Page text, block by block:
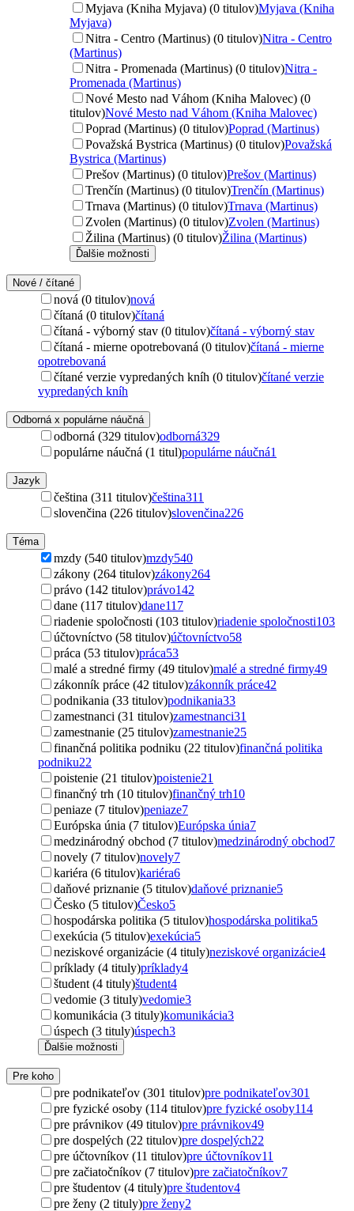
Myjava (Kniha Myjava) (0 titulov)Myjava (Kniha
Myjava)
Nitra - Centro (Martinus) (0 titulov)Nitra - Centro
(Martinus)
Nitra - Promenada (Martinus) (0 titulov)Nitra -
Promenada (Martinus)
Nové Mesto nad Váhom (Kniha Malovec) (0
titulov)Nové Mesto nad Váhom (Kniha Malovec)
Poprad (Martinus) (0 titulov)Poprad (Martinus)
Považská Bystrica (Martinus) (0 titulov)Považská
Bystrica (Martinus)
Prešov (Martinus) (0 titulov)Prešov (Martinus)
Trenčín (Martinus) (0 titulov)Trenčín (Martinus)
Trnava (Martinus) (0 titulov)Trnava (Martinus)
Zvolen (Martinus) (0 titulov)Zvolen (Martinus)
Žilina (Martinus) (0 titulov)Žilina (Martinus)
Ďalšie možnosti
Nové / čítané
nová (0 titulov)nová
čítaná (0 titulov)čítaná
čítaná - výborný stav (0 titulov)čítaná - výborný stav
čítaná - mierne opotrebovaná (0 titulov)čítaná - mierne
opotrebovaná
čítané verzie vypredaných kníh (0 titulov)čítané verzie
vypredaných kníh
Odborná x populárne náučná
odborná (329 titulov)odborná329
populárne náučná (1 titul)populárne náučná1
Jazyk
čeština (311 titulov)čeština311
slovenčina (226 titulov)slovenčina226
Téma
mzdy (540 titulov)mzdy540
zákony (264 titulov)zákony264
právo (142 titulov)právo142
dane (117 titulov)dane117
riadenie spoločnosti (103 titulov)riadenie spoločnosti103
účtovníctvo (58 titulov)účtovníctvo58
práca (53 titulov)práca53
malé a stredné firmy (49 titulov)malé a stredné firmy49
zákonník práce (42 titulov)zákonník práce42
podnikania (33 titulov)podnikania33
zamestnanci (31 titulov)zamestnanci31
zamestnanie (25 titulov)zamestnanie25
finančná politika podniku (22 titulov)finančná politika
podniku22
poistenie (21 titulov)poistenie21
finančný trh (10 titulov)finančný trh10
peniaze (7 titulov)peniaze7
Európska únia (7 titulov)Európska únia7
medzinárodný obchod (7 titulov)medzinárodný obchod7
novely (7 titulov)novely7
kariéra (6 titulov)kariéra6
daňové priznanie (5 titulov)daňové priznanie5
Česko (5 titulov)Česko5
hospodárska politika (5 titulov)hospodárska politika5
exekúcia (5 titulov)exekúcia5
neziskové organizácie (4 tituly)neziskové organizácie4
príklady (4 tituly)príklady4
študent (4 tituly)študent4
vedomie (3 tituly)vedomie3
komunikácia (3 tituly)komunikácia3
úspech (3 tituly)úspech3
Ďalšie možnosti
Pre koho
pre podnikateľov (301 titulov)pre podnikateľov301
pre fyzické osoby (114 titulov)pre fyzické osoby114
pre právnikov (49 titulov)pre právnikov49
pre dospelých (22 titulov)pre dospelých22
pre účtovníkov (11 titulov)pre účtovníkov11
pre začiatočníkov (7 titulov)pre začiatočníkov7
pre študentov (4 tituly)pre študentov4
pre ženy (2 tituly)pre ženy2